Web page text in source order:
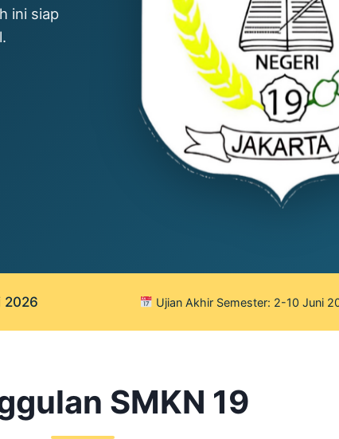
ini siap
2026 Ujian Akhir Semester: 2-10 Juni
SMKN 19